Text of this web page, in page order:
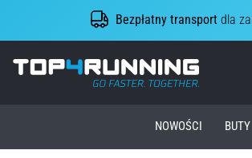
Bezpłatny transportdla
NOWOŚCI BUTY